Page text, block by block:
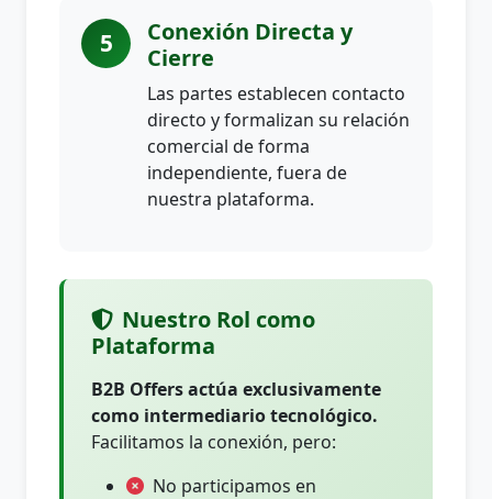
5
Conexión Directa y
Cierre
Las partes establecen contacto
directo y formalizan su relación
comercial de forma
independiente, fuera de
nuestra plataforma.
Nuestro Rol como
Plataforma
B2B Offers actúa exclusivamente
como intermediario tecnológico.
Facilitamos la conexión, pero:
No participamos en